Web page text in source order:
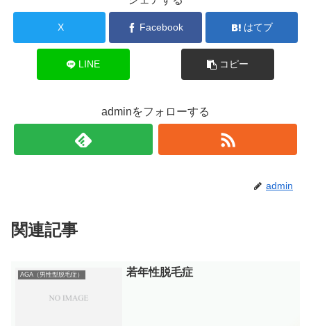
X Facebook はてブ
LINE コピー
adminをフォローする
admin
関連記事
AGA（男性型脱毛症） 若年性脱毛症